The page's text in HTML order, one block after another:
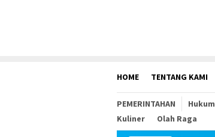
HOME TENTANG KAMI
PEMERINTAHAN Hukum
Kuliner
Olah Raga